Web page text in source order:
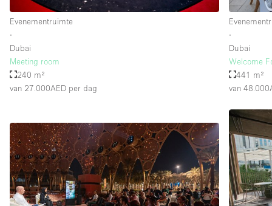
Evenementruimte
∙
Dubai
Meeting room
240 m²
van 27.000AED per dag
∙
Dubai
Welcome
441 m²
van